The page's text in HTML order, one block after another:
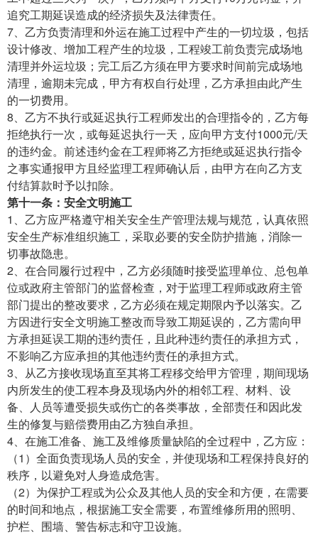
追究工期延误造成的经济损失及法律责任。
7、乙方负责清理和外运在施工过程中产生的一切垃圾，包括
设计修改、增加工程产生的垃圾，工程竣工前负责完成场地
清理并外运垃圾；完工后乙方须在甲方要求时间前完成场地
清理，逾期未完成，甲方有权自行处理，乙方承担由此产生
的一切费用。
8、乙方不执行或延迟执行工程师发出的合理指令的，乙方每
拒绝执行一次，或每延迟执行一天，应向甲方支付1000元/天
的违约金。前述违约金在工程师将乙方拒绝或延迟执行指令
之事实通报甲方且经监理工程师确认后，由甲方在向乙方支
付结算款时予以扣除。
第十一条：安全文明施工
1、乙方应严格遵守相关安全生产管理法规与规范，认真依照
安全生产标准组织施工，采取必要的安全防护措施，消除一
切事故隐患。
2、在合同履行过程中，乙方必须随时接受监理单位、总包单
位或政府主管部门的监督检查，对于监理工程师或政府主管
部门提出的整改要求，乙方必须在规定期限内予以落实。乙
方因进行安全文明施工整改而导致工期延误的，乙方需向甲
方承担延误工期的违约责任，且此种违约责任的承担方式，
不影响乙方应承担的其他违约责任的承担方式。
3、从乙方接收现场直至其将工程移交给甲方管理，期间现场
内所发生的使工程本身及现场内外的相邻工程、材料、设
备、人员等遭受损失或伤亡的各类事故，全部责任和因此发
生的修复与赔偿费用由乙方独自承担。
4、在施工准备、施工及维修质量缺陷的全过程中，乙方应：
（1）全面负责现场人员的安全，并使现场和工程保持良好的
秩序，以避免对人身造成危害。
（2）为保护工程或为公众及其他人员的安全和方便，在需要
的时间和地点，根据施工安全需要，布置维修所用的照明、
护栏、围墙、警告标志和守卫设施。